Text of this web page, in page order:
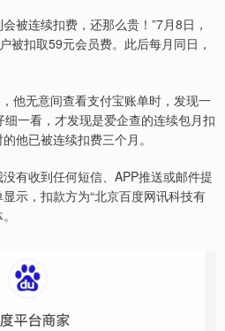
被连续扣费，还那么贵！”7月8日，
被扣取59元会员费。此后每月同日，
他无意间查看支付宝账单时，发现一
一看，才发现是爱企查的连续包月扣
他已被连续扣费三个月。
有收到任何短信、APP推送或邮件提
示，扣款方为“北京百度网讯科技有